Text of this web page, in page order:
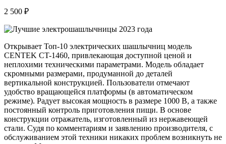
2 500 ₽
Открывает Топ-10 электрических шашлычниц модель
CENTEK CT-1460, привлекающая доступной ценой и
неплохими техническими параметрами. Модель обладает
скромными размерами, продуманной до деталей
вертикальной конструкцией. Пользователи отмечают
удобство вращающейся платформы (в автоматическом
режиме). Радует высокая мощность в размере 1000 В, а также
постоянный контроль приготовления пищи. В основе
конструкции отражатель, изготовленный из нержавеющей
стали. Судя по комментариям и заявлению производителя, с
обслуживанием этой техники никаких проблем возникнуть не